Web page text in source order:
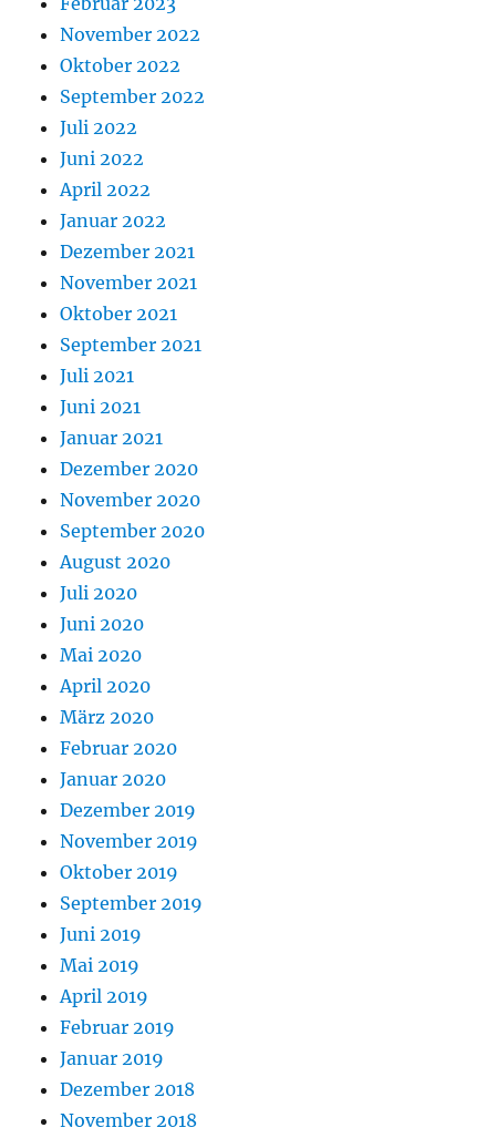
November 2022
Oktober 2022
September 2022
Juli 2022
Juni 2022
April 2022
Januar 2022
Dezember 2021
November 2021
Oktober 2021
September 2021
Juli 2021
Juni 2021
Januar 2021
Dezember 2020
November 2020
September 2020
August 2020
Juli 2020
Juni 2020
Mai 2020
April 2020
März 2020
Februar 2020
Januar 2020
Dezember 2019
November 2019
Oktober 2019
September 2019
Juni 2019
Mai 2019
April 2019
Februar 2019
Januar 2019
Dezember 2018
November 2018